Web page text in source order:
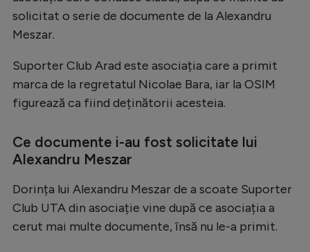
solicitat o serie de documente de la Alexandru
Meszar.
Suporter Club Arad este asociația care a primit
marca de la regretatul Nicolae Bara, iar la OSIM
figurează ca fiind deținătorii acesteia.
Ce documente i-au fost solicitate lui
Alexandru Meszar
Dorința lui Alexandru Meszar de a scoate Suporter
Club UTA din asociație vine după ce asociația a
cerut mai multe documente, însă nu le-a primit.